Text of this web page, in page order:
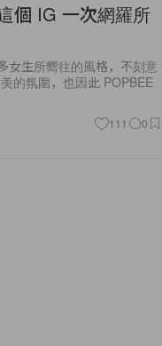
個 IG 一次網羅所
女生所嚮往的風格，不刻意
的氛圍，也因此 POPBEE
111 0